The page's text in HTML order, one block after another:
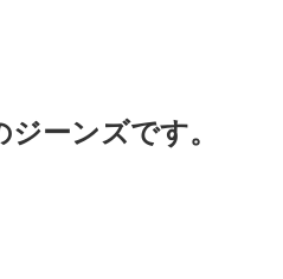
ーンズです。